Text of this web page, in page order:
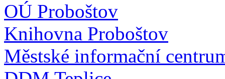
OÚ Proboštov
Knihovna Proboštov
Městské informační